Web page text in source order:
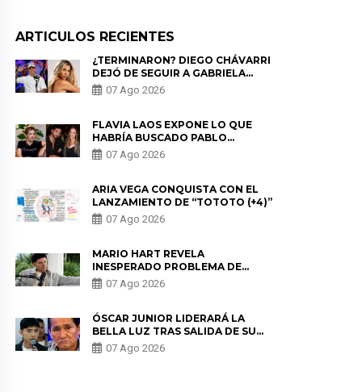
ARTICULOS RECIENTES
¿TERMINARON? DIEGO CHÁVARRI
DEJÓ DE SEGUIR A GABRIELA
HERRERA Y ANUNCIA SU SALIDA
DE PÓDCAST
07 Ago 2026
FLAVIA LAOS EXPONE LO QUE
HABRÍA BUSCADO PABLO
HEREDIA CON ALE FULLER: “UNA
DE LAS PARTES QUERÍA EL
07 Ago 2026
ARIA VEGA CONQUISTA CON EL
LANZAMIENTO DE “TOTOTO (+4)”
07 Ago 2026
MARIO HART REVELA
INESPERADO PROBLEMA DE
SALUD ANTES DE SEPARARSE DE
KORINA: “ME ENCONTRARON UN
07 Ago 2026
ÓSCAR JUNIOR LIDERARÁ LA
BELLA LUZ TRAS SALIDA DE SU
PADRE POR POLÉMICA CON
NALDY SALDAÑA
07 Ago 2026